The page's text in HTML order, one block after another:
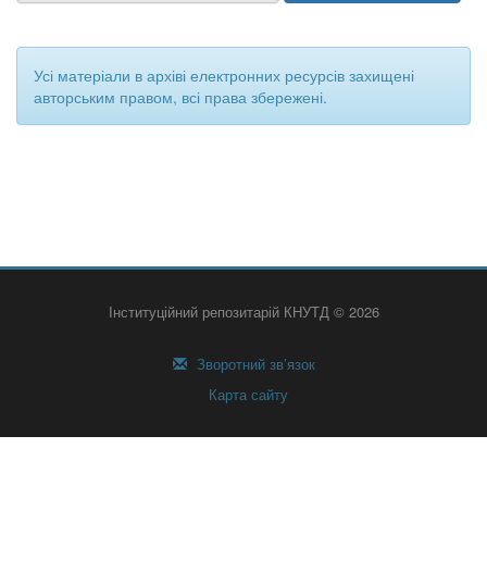
Усі матеріали в архіві електронних ресурсів захищені
авторським правом, всі права збережені.
Інституційний репозитарій КНУТД © 2026
Зворотний зв’язок
Карта сайту